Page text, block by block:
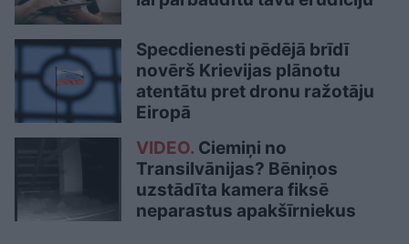
Specdienesti pēdējā brīdī
novērš Krievijas plānotu
atentātu pret dronu ražotāju
Eiropā
VIDEO. Ciemiņi no
Transilvānijas? Bēniņos
uzstādīta kamera fiksē
neparastus apakšīrniekus